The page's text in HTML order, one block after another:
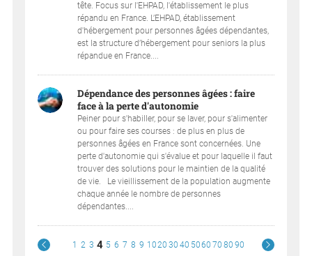
tête. Focus sur l'EHPAD, l'établissement le plus
répandu en France. L’EHPAD, établissement
d'hébergement pour personnes âgées dépendantes,
est la structure d’hébergement pour seniors la plus
répandue en France....
Dépendance des personnes âgées : faire
face à la perte d'autonomie
Peiner pour s'habiller, pour se laver, pour s'alimenter
ou pour faire ses courses : de plus en plus de
personnes âgées en France sont concernées. Une
perte d'autonomie qui s'évalue et pour laquelle il faut
trouver des solutions pour le maintien de la qualité
de vie. Le vieillissement de la population augmente
chaque année le nombre de personnes
dépendantes....
1 2 3 4 5 6 7 8 9 1020 30 40 5060 70 80 90